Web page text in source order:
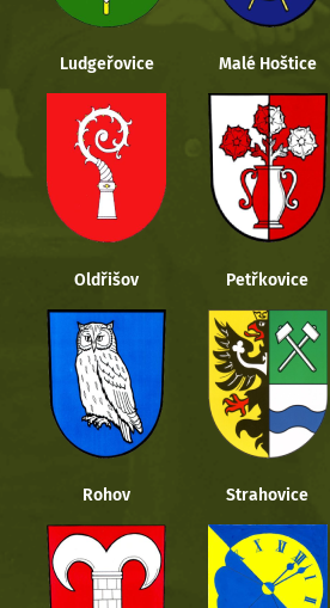
Ludgeřovice Malé Hoštice
Oldřišov Petřkovice
Rohov Strahovice